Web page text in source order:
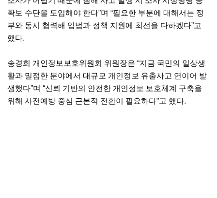
확보 수단을 도입해야 한다”며 “필요한 부분에 대해서는 정
부와 동시 협력해 입법과 정책 지원에 최선을 다하겠다”고
했다.
송경희 개인정보보호위원회 위원장은 “지금 국민의 일상생
활과 밀접한 분야에서 대규모 개인정보 유출사고 연이어 발
생했다”며 “신뢰 기반의 안전한 개인정보 보호체계 구축을
위해 사전예방 중심 근본적 전환이 필요하다”고 했다.